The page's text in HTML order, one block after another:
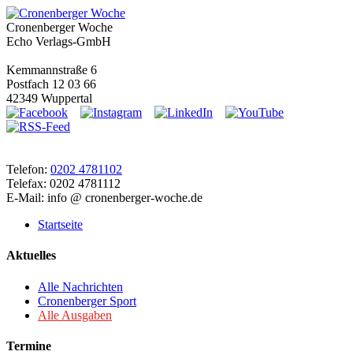
Cronenberger Woche
Echo Verlags-GmbH
Kemmannstraße 6
Postfach 12 03 66
42349 Wuppertal
Telefon: 0202 4781102
Telefax: 0202 4781112
E-Mail: info @ cronenberger-woche.de
Startseite
Aktuelles
Alle Nachrichten
Cronenberger Sport
Alle Ausgaben
Termine